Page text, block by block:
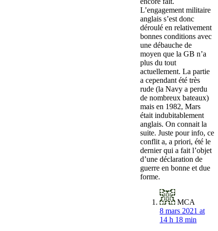
L’engagement militaire
anglais s’est donc
déroulé en relativement
bonnes conditions avec
une débauche de
moyen que la GB n’a
plus du tout
actuellement. La partie
a cependant été très
rude (la Navy a perdu
de nombreux bateaux)
mais en 1982, Mars
était indubitablement
anglais. On connait la
suite. Juste pour info, ce
conflit a, a priori, été le
dernier qui a fait l’objet
d’une déclaration de
guerre en bonne et due
forme.
MCA
8 mars 2021 at
14 h 18 min